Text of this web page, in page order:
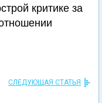
критике за
СЛЕДУЮЩАЯ СТАТЬЯ